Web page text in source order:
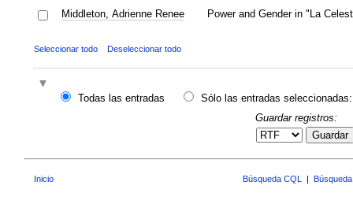
Middleton, Adrienne Renee Power and Gender in "La
Seleccionar todo Deseleccionar todo
Todas las entradas
Sólo las entradas seleccionadas:
Guardar registros:
Guardar
Inicio Búsqueda CQL